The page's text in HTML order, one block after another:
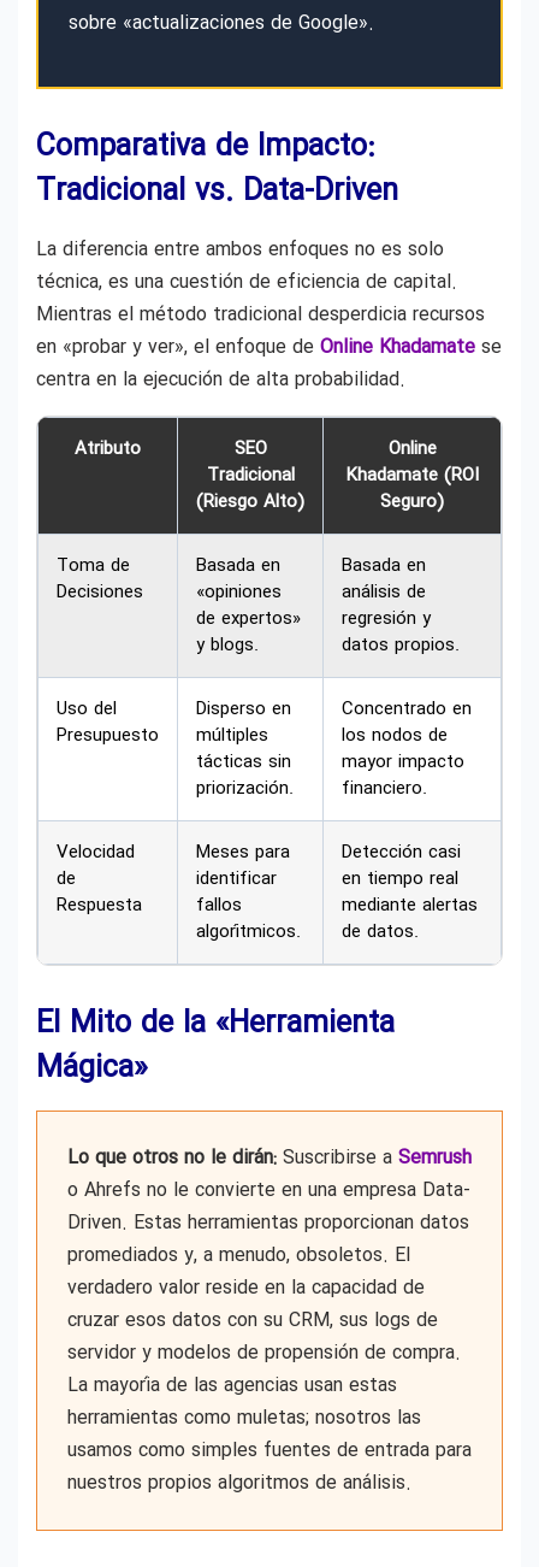
sobre «actualizaciones de Google».
Comparativa de Impacto:
Tradicional vs. Data-Driven
La diferencia entre ambos enfoques no es solo
técnica, es una cuestión de eficiencia de capital.
Mientras el método tradicional desperdicia recursos
en «probar y ver», el enfoque de Online Khadamate se
centra en la ejecución de alta probabilidad.
Atributo
SEO
Tradicional
(Riesgo Alto)
Online
Khadamate (ROI
Seguro)
Toma de
Decisiones
Basada en
«opiniones
de expertos»
y blogs.
Basada en
análisis de
regresión y
datos propios.
Uso del
Presupuesto
Disperso en
múltiples
tácticas sin
priorización.
Concentrado en
los nodos de
mayor impacto
financiero.
Velocidad
de
Respuesta
Meses para
identificar
fallos
algorítmicos.
Detección casi
en tiempo real
mediante alertas
de datos.
El Mito de la «Herramienta
Mágica»
Lo que otros no le dirán: Suscribirse a Semrush
o Ahrefs no le convierte en una empresa Data-
Driven. Estas herramientas proporcionan datos
promediados y, a menudo, obsoletos. El
verdadero valor reside en la capacidad de
cruzar esos datos con su CRM, sus logs de
servidor y modelos de propensión de compra.
La mayoría de las agencias usan estas
herramientas como muletas; nosotros las
usamos como simples fuentes de entrada para
nuestros propios algoritmos de análisis.